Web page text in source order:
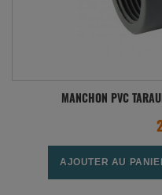
MANCHON PVC
AJOUTER AU